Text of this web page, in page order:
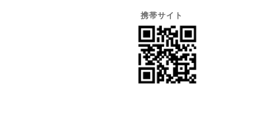
携帯サイト